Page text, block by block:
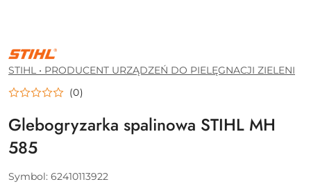
STIHL
•
PRODUCENT
URZĄDZEŃ
DO
PIELĘGNACJI
STIHL • PRODUCENT URZĄDZEŃ DO PIELĘGNACJI ZIELENI
(0)
Glebogryzarka spalinowa STIHL MH
585
Symbol: 62410113922